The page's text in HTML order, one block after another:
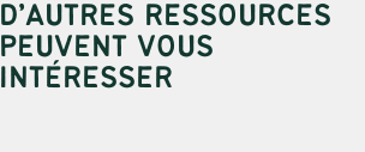
D’AUTRES RESSOURCES
PEUVENT VOUS
INTÉRESSER